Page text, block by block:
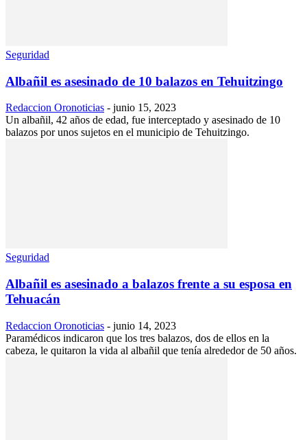
Seguridad
Albañil es asesinado de 10 balazos en Tehuitzingo
Redaccion Oronoticias - junio 15, 2023
Un albañil, 42 años de edad, fue interceptado y asesinado de 10
balazos por unos sujetos en el municipio de Tehuitzingo.
Seguridad
Albañil es asesinado a balazos frente a su esposa en
Tehuacán
Redaccion Oronoticias - junio 14, 2023
Paramédicos indicaron que los tres balazos, dos de ellos en la
cabeza, le quitaron la vida al albañil que tenía alrededor de 50 años.